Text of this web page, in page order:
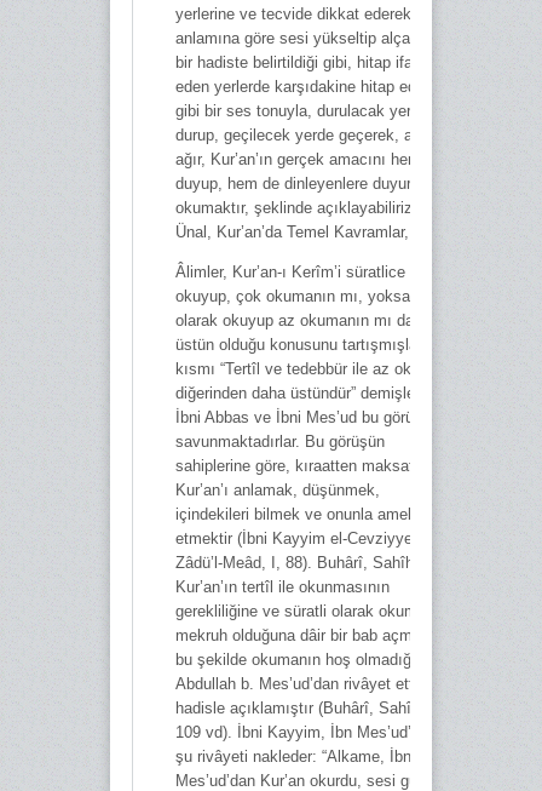
yerlerine ve tecvide dikkat ederek,
anlamına göre sesi yükseltip alçaltarak,
bir hadiste belirtildiği gibi, hitap ifade
eden yerlerde karşıdakine hitap eder
gibi bir ses tonuyla, durulacak yerde
durup, geçilecek yerde geçerek, ağır
ağır, Kur’an’ın gerçek amacını hem
duyup, hem de dinleyenlere duyurarak
okumaktır, şeklinde açıklayabiliriz (Ali
Ünal, Kur’an’da Temel Kavramlar, 71).
Âlimler, Kur’an-ı Kerîm’i süratlice
okuyup, çok okumanın mı, yoksa ağır
olarak okuyup az okumanın mı daha
üstün olduğu konusunu tartışmışlar, bir
kısmı “Tertîl ve tedebbür ile az okumak
diğerinden daha üstündür” demişlerdir.
İbni Abbas ve İbni Mes’ud bu görüşü
savunmaktadırlar. Bu görüşün
sahiplerine göre, kıraatten maksat;
Kur’an’ı anlamak, düşünmek,
içindekileri bilmek ve onunla amel
etmektir (İbni Kayyim el-Cevziyye,
Zâdü’l-Meâd, I, 88). Buhârî, Sahîh’inde
Kur’an’ın tertîl ile okunmasının
gerekliliğine ve süratli olarak okumanın
mekruh olduğuna dâir bir bab açmış ve
bu şekilde okumanın hoş olmadığını
Abdullah b. Mes’ud’dan rivâyet ettiği bir
hadisle açıklamıştır (Buhârî, Sahîh, VI,
109 vd). İbni Kayyim, İbn Mes’ud’dan
şu rivâyeti nakleder: “Alkame, İbn
Mes’ud’dan Kur’an okurdu, sesi güzel